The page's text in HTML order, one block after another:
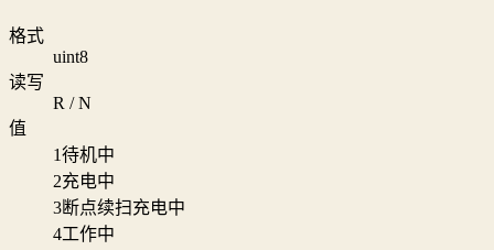
格式
uint8
读写
R / N
值
1待机中
2充电中
3断点续扫充电中
4工作中